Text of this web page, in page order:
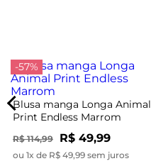
-57%
Blusa manga Longa Animal
Print Endless Marrom
R$ 114,99 R$ 49,99
ou 1x de R$ 49,99 sem juros